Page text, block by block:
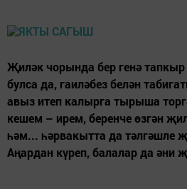
Җиләк чорында бер генә тапкыр
булса да, гаиләбез белән
авыз итеп калырга тырыша
кешем – ирем, беренче өзгән
һәм... һәрвакытта да тәлгәшле
Аңардан күреп, балалар да әни